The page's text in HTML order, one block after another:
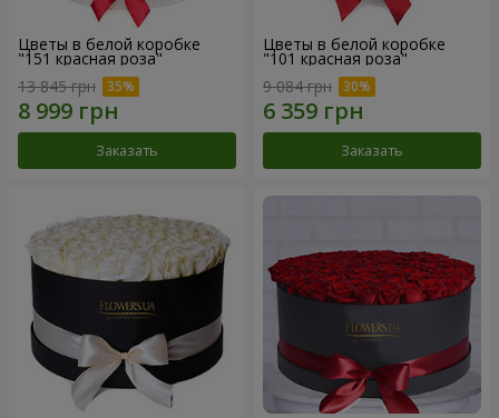
Цветы в белой коробке
"151 красная роза"
13 845 грн
Заказать
Цветы в белой коробке
"101 красная роза"
9 084 грн
Заказать